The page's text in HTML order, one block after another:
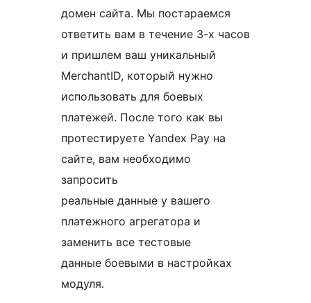
домен сайта. Мы постараемся
ответить вам в течение 3-х часов
и пришлем ваш уникальный
MerchantID, который нужно
использовать для боевых
платежей. После того как вы
протестируете Yandex Pay на
сайте, вам необходимо
запросить
реальные данные у вашего
платежного агрегатора и
заменить все тестовые
данные боевыми в настройках
модуля.